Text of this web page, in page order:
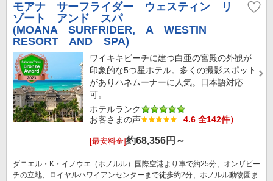
モアナ サーフライダー ウェスティン リ
ゾート アンド スパ
(MOANA SURFRIDER, A WESTIN
RESORT AND SPA)
ワイキキビーチに建つ白亜の宮殿の外観が
印象的な5つ星ホテル。多くの撮影スポット
がありハネムーナーに人気。日本語対応
可。
ホテルランク
お客さまの声
4.6 全142件）
[最安料金]約68,356円～
ダニエル・K・イノウエ（ホノルル）国際空港より車で約25分、オンザビー
チの立地、ロイヤルハワイアンセンターまで徒歩約2分、ホノルル動物園ま